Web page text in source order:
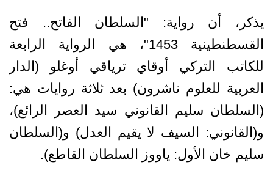
يذكر، أن رواية: "السلطان الفاتح.. فتح
القسطنطينية 1453"، هي الرواية الرابعة
للكاتب التركي أوقاي ترياقي أوغلو (الدار
العربية للعلوم ناشرون) بعد ثلاثة روايات هي:
(السلطان سليم القانوني سيد العصر الرائع)،
و(القانوني: السيف لا يقيم العدل) و(السلطان
سليم خان الأول: ياووز السلطان القاطع).